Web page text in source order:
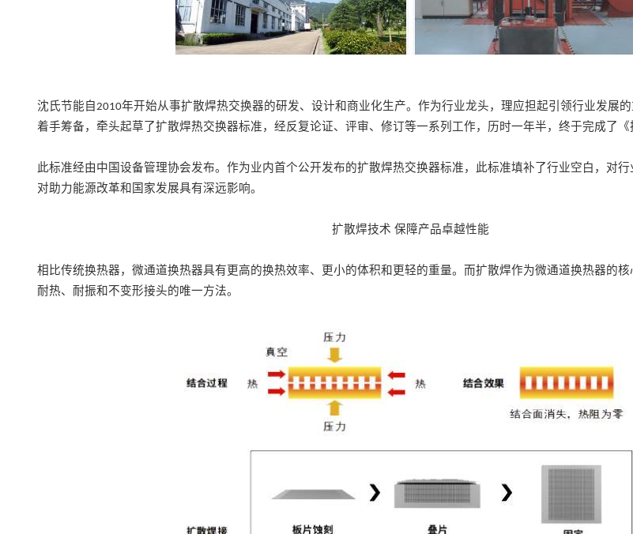
沈氏节能 自 2010年开始从事扩散焊热交换器的研发、设计和商业化生产。作为行业龙头，理应担起引领行业发展
着手筹备，牵头起草了扩散焊热交换器标准， 经反复论证、评审、修订等一系列工作，历时一年半，终于完成了《
此标准经由中国设备管理协会发布。 作为业内首个公开发布的扩散焊热交换器标准， 此标准填补了行业空白， 对行
对助力能源改革和国家发展具有深远影响。
扩散焊技术 保障产品卓越性能
相比传统换热器，微通道换热器具有更高的换热效率、更小的体积和更轻的重量。 而扩散焊作为微通道换热器的核
耐热、耐振和不变形接头的唯一方法。